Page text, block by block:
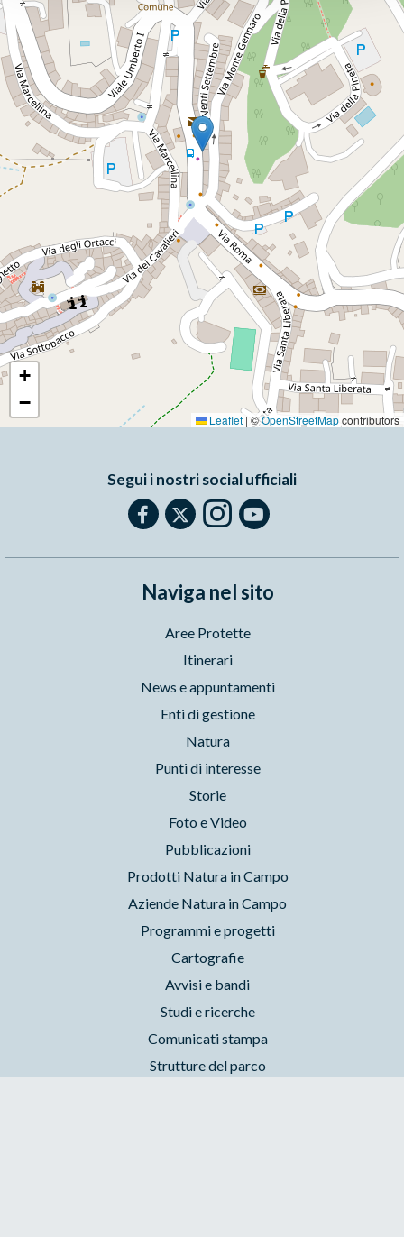
+
−
Leaflet | ©OpenStreetMapcontributors
Segui i nostri social ufficiali
Naviga nel sito
Aree Protette
Itinerari
News e appuntamenti
Enti di gestione
Natura
Punti di interesse
Storie
Foto e Video
Pubblicazioni
Prodotti Natura in Campo
Aziende Natura in Campo
Programmi e progetti
Cartografie
Avvisi e bandi
Studi e ricerche
Comunicati stampa
Strutture del parco